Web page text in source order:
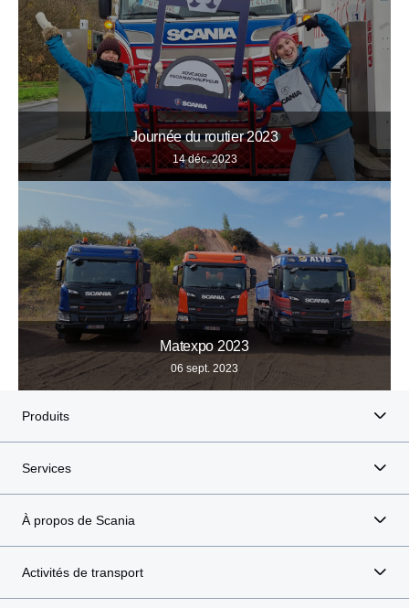
Journée du routier 2023
14 déc. 2023
Matexpo 2023
06 sept. 2023
Produits
Services
À propos de Scania
Activités de transport